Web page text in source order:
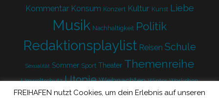
Kommentar Konsum Konzert Kultur Kunst Liebe
Musik Nachhaltigkeit Politik
Redaktionsplaylist Reisen Schule
Sexualität Sommer Sport Theater Themenreihe
Umweltschutz Utopie Weihnachten Winter Workshop
Zukunft
FREIHAFEN nutzt Cookies, um dein Erlebnis auf unseren